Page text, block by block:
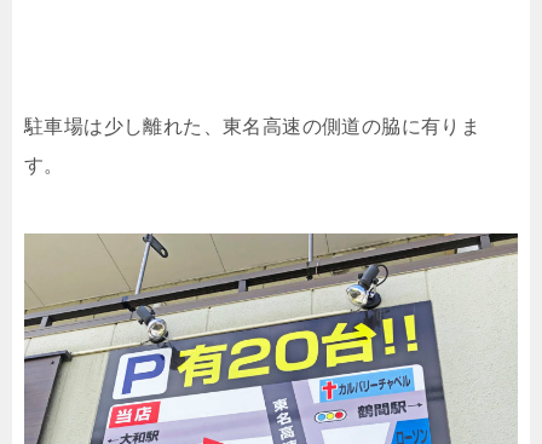
駐車場は少し離れた、東名高速の側道の脇に有りま
す。